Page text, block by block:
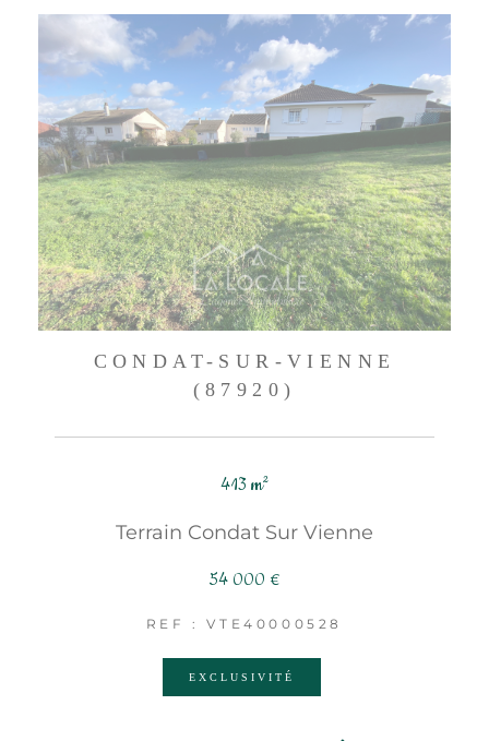
CONDAT-SUR-VIENNE
(87920)
413 m²
Terrain Condat Sur Vienne
54 000 €
REF : VTE40000528
EXCLUSIVITÉ